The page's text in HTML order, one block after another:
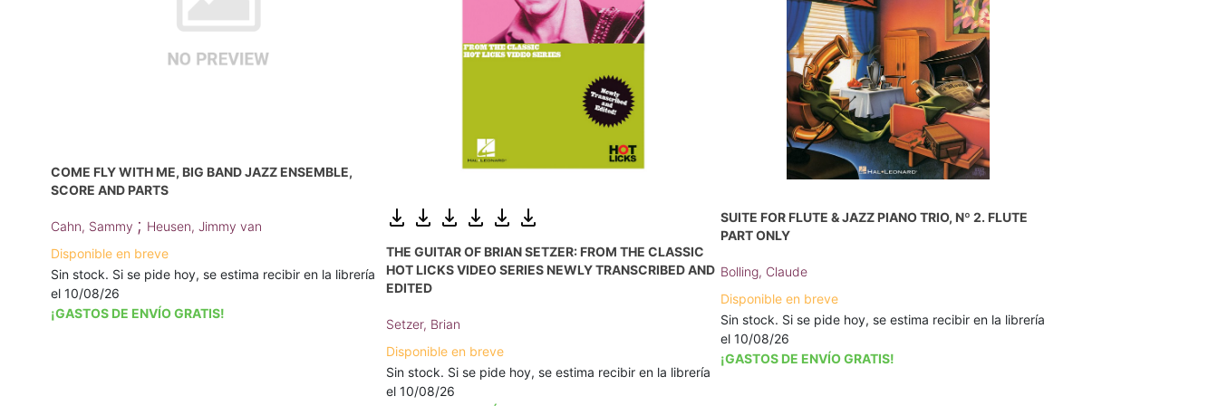
COME FLY WITH ME, BIG BAND JAZZ ENSEMBLE,
SCORE AND PARTS
Cahn, Sammy ; Heusen, Jimmy van
Disponible en breve
Sin stock. Si se pide hoy, se estima recibir en la librería
el 10/08/26
¡GASTOS DE ENVÍO GRATIS!
THE GUITAR OF BRIAN SETZER: FROM THE CLASSIC
HOT LICKS VIDEO SERIES NEWLY TRANSCRIBED AND
EDITED
Setzer, Brian
Disponible en breve
Sin stock. Si se pide hoy, se estima recibir en la librería
el 10/08/26
SUITE FOR FLUTE & JAZZ PIANO TRIO, Nº 2. FLUTE
PART ONLY
Bolling, Claude
Disponible en breve
Sin stock. Si se pide hoy, se estima recibir en la librería
el 10/08/26
¡GASTOS DE ENVÍO GRATIS!